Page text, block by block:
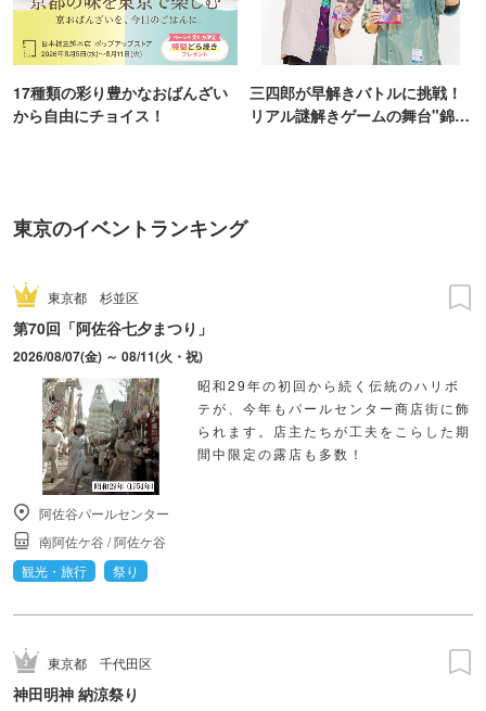
17種類の彩り豊かなおばんざい
から自由にチョイス！
三四郎が早解きバトルに挑戦！
リアル謎解きゲームの舞台"錦糸
東京のイベントランキング
東京都 杉並区
第70回「阿佐谷七夕まつり」
2026/08/07(金) ～ 08/11(火・祝)
昭和29年の初回から続く伝統のハリボ
テが、今年もパールセンター商店街に飾
られます。店主たちが工夫をこらした期
間中限定の露店も多数！
阿佐谷パールセンター
南阿佐ケ谷 /阿佐ケ谷
観光・旅行
祭り
東京都 千代田区
神田明神 納涼祭り